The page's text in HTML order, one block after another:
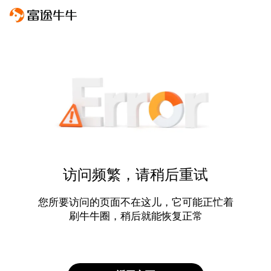
访问频繁，请稍后重试
您所要访问的页面不在这儿，它可能正忙着
刷牛牛圈，稍后就能恢复正常